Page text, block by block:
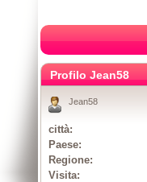
Profilo Jean58
Jean58
città:
Paese:
Regione:
Visita: